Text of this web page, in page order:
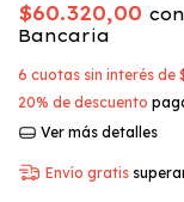
$60.320,00 con
Bancaria
6 cuotas sin interés de
20% de descuento
Ver más detalles
Envío gratis